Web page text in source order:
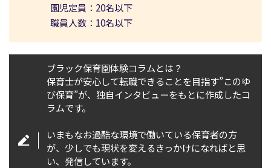
園児定員：20名以下
職員人数：10名以下
ブラック保育園体験コラムとは？
保育士が安心して転職できることを目指す”このゆ
び保育”が、独自インタビューをもとに作成したコ
ラムです。
いまもなお過酷な環境で働いている保育者の方
が、少しでも現状を変えるきっかけになればと思
い、発信しています。